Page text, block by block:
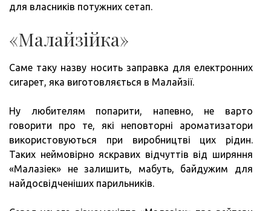
для власників потужних сетап.
«Малайзійка»
Саме таку назву носить заправка для електронних
сигарет, яка виготовляється в Малайзії.
Ну любителям попарити, напевно, не варто
говорити про те, які неповторні ароматизатори
використовуються при виробництві цих рідин.
Таких неймовірно яскравих відчуттів від ширяння
«Малазіек» не залишить, мабуть, байдужим для
найдосвідченіших парильників.